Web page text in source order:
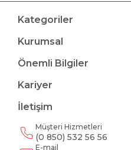
Kategoriler
Kurumsal
Önemli Bilgiler
Kariyer
İletişim
Müşteri Hizmetleri
(0 850) 532 56 56
E-mail